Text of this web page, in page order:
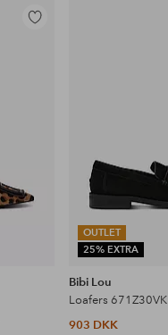
Tilføj
OUTLET
25% EXTRA
Bibi Lou
Loafers 671Z30VK
903 DKK